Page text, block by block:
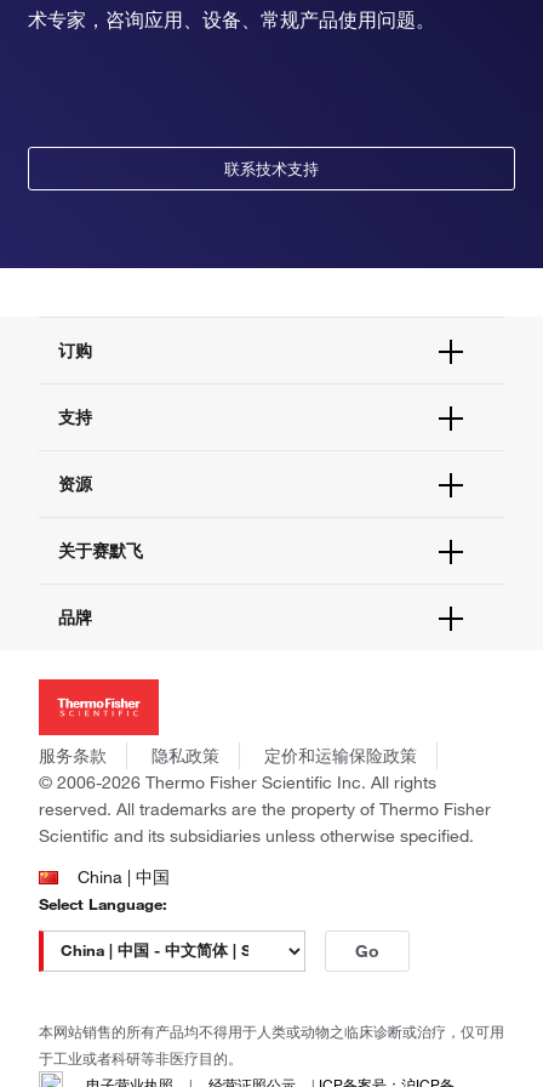
术专家，咨询应用、设备、常规产品使用问题。
联系技术支持
订购
订单支持
现货供应中心
支持
联系我们 - 400 820 8982
查找文件&证书
资源
促销
社交媒体
关于赛默飞
招聘
新闻
社会责任
商标
政策和通知
品牌
Applied Biosystems
Invitrogen
Gibco
Ion Torrent
Unity Lab Services
Patheon
PPD
服务条款 隐私政策
定价和运输保险政策
© 2006-2026 Thermo Fisher Scientific Inc. All rights
reserved. All trademarks are the property of Thermo Fisher
Scientific and its subsidiaries unless otherwise specified.
China | 中国
Select Language:
Go
本网站销售的所有产品均不得用于人类或动物之临床诊断或治疗，仅可用
于工业或者科研等非医疗目的。